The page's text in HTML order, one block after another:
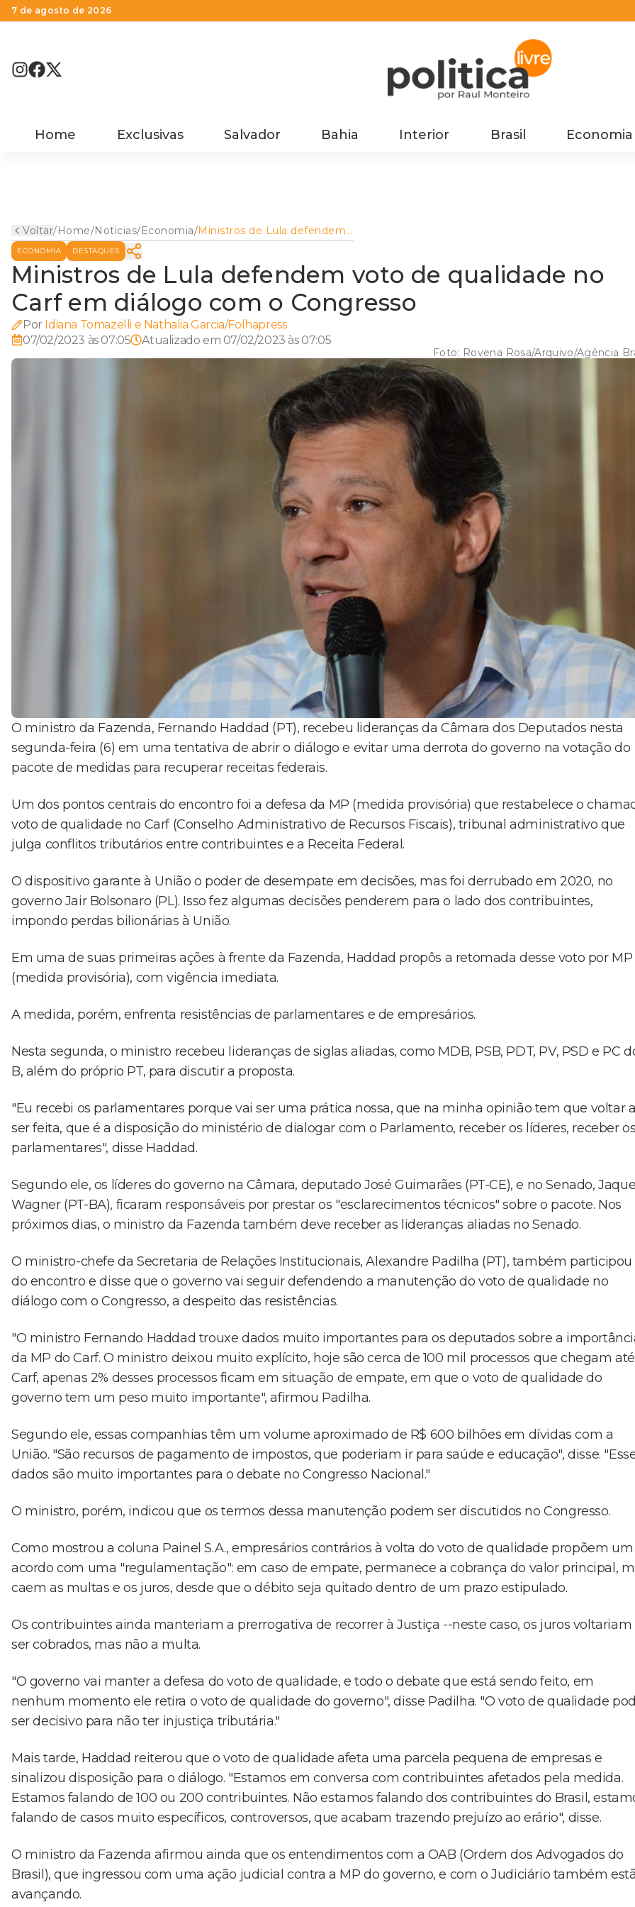
7 de agosto de 2026
Home Exclusivas Salvador Bahia Interior Brasil Economia
Voltar/Home/Noticias/Economia/Ministros de Lula defendem
voto de qualidade no Carf
ECONOMIA DESTAQUES
Ministros de Lula defendem voto de qualidade no
Carf em diálogo com o Congresso
Por Idiana Tomazelli e Nathalia Garcia/Folhapress
07/02/2023 às 07:05
Atualizado em 07/02/2023 às 07:05
Foto: Rovena Rosa/Arquivo/Agência
O ministro da Fazenda, Fernando Haddad (PT), recebeu lideranças da Câmara dos Deputados nesta
segunda-feira (6) em uma tentativa de abrir o diálogo e evitar uma derrota do governo na votação do
pacote de medidas para recuperar receitas federais.
Um dos pontos centrais do encontro foi a defesa da MP (medida provisória) que restabelece o
voto de qualidade no Carf (Conselho Administrativo de Recursos Fiscais), tribunal administrativo que
julga conflitos tributários entre contribuintes e a Receita Federal.
O dispositivo garante à União o poder de desempate em decisões, mas foi derrubado em 2020, no
governo Jair Bolsonaro (PL). Isso fez algumas decisões penderem para o lado dos contribuintes,
impondo perdas bilionárias à União.
Em uma de suas primeiras ações à frente da Fazenda, Haddad propôs a retomada desse voto por MP
(medida provisória), com vigência imediata.
A medida, porém, enfrenta resistências de parlamentares e de empresários.
Nesta segunda, o ministro recebeu lideranças de siglas aliadas, como MDB, PSB, PDT, PV, PSD e PC
B, além do próprio PT, para discutir a proposta.
"Eu recebi os parlamentares porque vai ser uma prática nossa, que na minha opinião tem que voltar a
ser feita, que é a disposição do ministério de dialogar com o Parlamento, receber os líderes, receber os
parlamentares", disse Haddad.
Segundo ele, os líderes do governo na Câmara, deputado José Guimarães (PT-CE), e no Senado,
Wagner (PT-BA), ficaram responsáveis por prestar os "esclarecimentos técnicos" sobre o pacote. Nos
próximos dias, o ministro da Fazenda também deve receber as lideranças aliadas no Senado.
O ministro-chefe da Secretaria de Relações Institucionais, Alexandre Padilha (PT), também participou
do encontro e disse que o governo vai seguir defendendo a manutenção do voto de qualidade no
diálogo com o Congresso, a despeito das resistências.
"O ministro Fernando Haddad trouxe dados muito importantes para os deputados sobre a
da MP do Carf. O ministro deixou muito explícito, hoje são cerca de 100 mil processos que chegam
Carf, apenas 2% desses processos ficam em situação de empate, em que o voto de qualidade do
governo tem um peso muito importante", afirmou Padilha.
Segundo ele, essas companhias têm um volume aproximado de R$ 600 bilhões em dívidas com a
União. "São recursos de pagamento de impostos, que poderiam ir para saúde e educação", disse.
dados são muito importantes para o debate no Congresso Nacional."
O ministro, porém, indicou que os termos dessa manutenção podem ser discutidos no Congresso.
Como mostrou a coluna Painel S.A., empresários contrários à volta do voto de qualidade propõem um
acordo com uma "regulamentação": em caso de empate, permanece a cobrança do valor principal,
caem as multas e os juros, desde que o débito seja quitado dentro de um prazo estipulado.
Os contribuintes ainda manteriam a prerrogativa de recorrer à Justiça --neste caso, os juros voltariam
ser cobrados, mas não a multa.
"O governo vai manter a defesa do voto de qualidade, e todo o debate que está sendo feito, em
nenhum momento ele retira o voto de qualidade do governo", disse Padilha. "O voto de qualidade
ser decisivo para não ter injustiça tributária."
Mais tarde, Haddad reiterou que o voto de qualidade afeta uma parcela pequena de empresas e
sinalizou disposição para o diálogo. "Estamos em conversa com contribuintes afetados pela medida.
Estamos falando de 100 ou 200 contribuintes. Não estamos falando dos contribuintes do Brasil,
falando de casos muito específicos, controversos, que acabam trazendo prejuízo ao erário", disse.
O ministro da Fazenda afirmou ainda que os entendimentos com a OAB (Ordem dos Advogados do
Brasil), que ingressou com uma ação judicial contra a MP do governo, e com o Judiciário também
avançando.